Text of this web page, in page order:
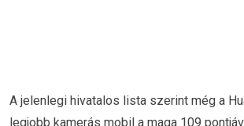
A jelenlegi hivatalos lista szerint még a
legjobb kamerás mobil a maga 109